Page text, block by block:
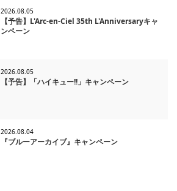
2026.08.05
【予告】L'Arc-en-Ciel 35th L'Anniversaryキャ
ンペーン
2026.08.05
【予告】「ハイキュー!!」キャンペーン
2026.08.04
『ブルーアーカイブ』キャンペーン